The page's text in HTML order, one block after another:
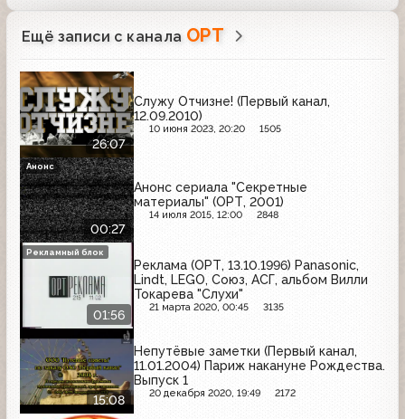
Ещё записи с канала ОРТ
26:07
Служу Отчизне! (Первый канал,
12.09.2010)
10 июня 2023, 20:20 1505
00:27
Анонс сериала "Секретные
материалы" (ОРТ, 2001)
14 июля 2015, 12:00 2848
Анонс
01:56
Реклама (ОРТ, 13.10.1996) Panasonic,
Lindt, LEGO, Союз, АСГ, альбом Вилли
Токарева "Слухи"
21 марта 2020, 00:45 3135
Рекламный блок
15:08
Непутёвые заметки (Первый канал,
11.01.2004) Париж накануне Рождества.
Выпуск 1
20 декабря 2020, 19:49 2172